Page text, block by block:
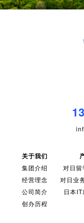
关于我们
集团介绍
经营理念
公司简介
创办历程
对日
对日业
日本